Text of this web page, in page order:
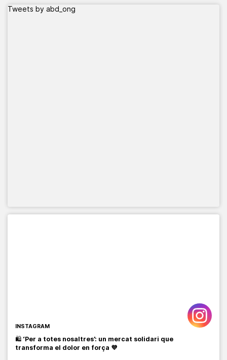
Tweets by abd_ong
INSTAGRAM
🛍️ ‘Per a totes nosaltres’: un mercat solidari que
transforma el dolor en força 💜